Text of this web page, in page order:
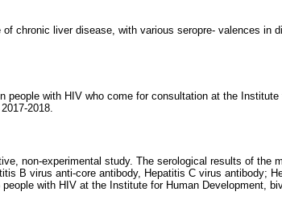
chronic liver disease, with various seropre- valences in
people with HIV who come for consultation at the Institute
2018.
non-experimental study. The serological results of the
B virus anti-core antibody, Hepatitis C virus antibody;
with HIV at the Institute for Human Development,